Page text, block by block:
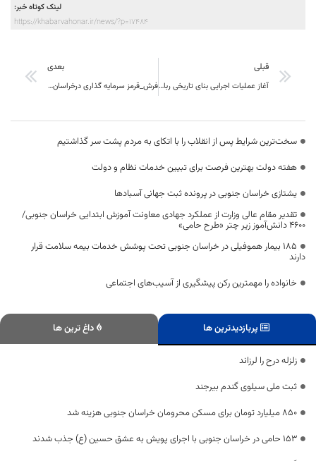
لینک کوتاه خبر:
https://khabarvahonar.ir/news/?p=17484
قبلی
آغاز عملیات اجرایی بنای تاریخی رباط خوشاب شهرستان فردوس بعنوان اقامتگاه بوم گردی
بعدی
فرش_قرمز سرمایه گذاری درخراسان_جنوبی میخ دارد.
سخت‌ترین شرایط پس از انقلاب را با اتکای به مردم پشت سر گذاشتیم
هفته دولت بهترین فرصت برای تبیین خدمات نظام و دولت
یشتازی خراسان جنوبی در پرونده ثبت جهانی آسبادها
تقدیر مقام عالی وزارت از عملکرد جهادی معاونت آموزش ابتدایی خراسان جنوبی/
۴۶۰۰ دانش‌آموز زیر چتر «طرح حامی»
۱۸۵ بیمار هموفیلی در خراسان جنوبی تحت پوشش خدمات بیمه سلامت قرار
دارند
خانواده را مهمترین رکن پیشگیری از آسیب‌های اجتماعی
پربازدیدترین ها داغ ترین ها
زلزله درح را لرزاند
ثبت ملی سیلوی گندم بیرجند
۸۵۰ میلیارد تومان برای مسکن محرومان خراسان جنوبی هزینه شد
۱۵۳ حامی در خراسان جنوبی با اجرای پویش به عشق حسین (ع) جذب شدند